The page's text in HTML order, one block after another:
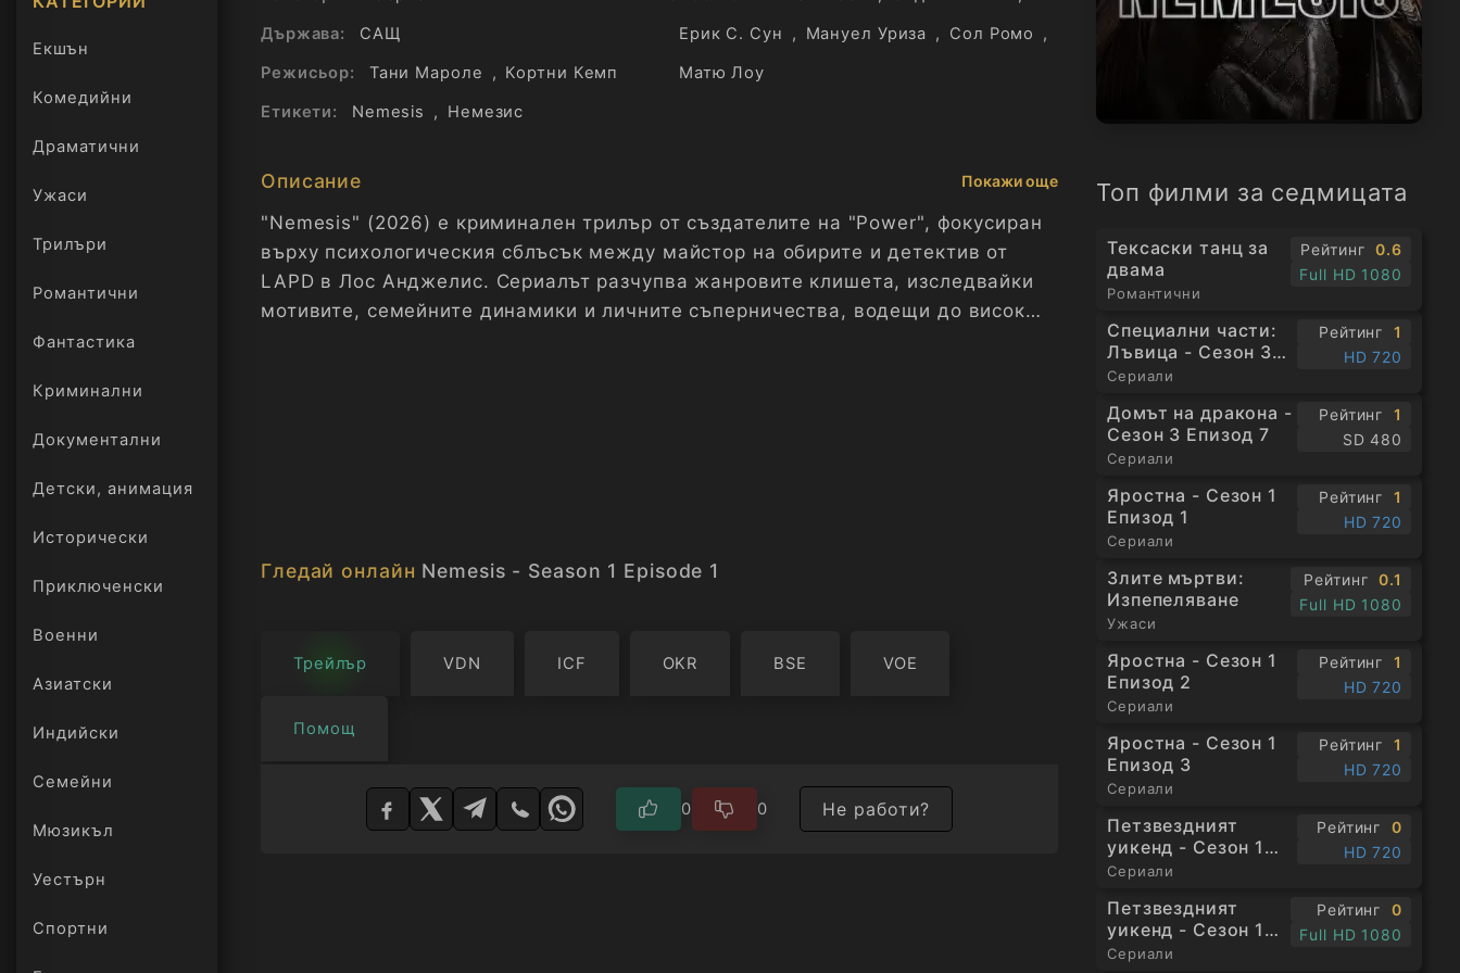
Екшън
Комедийни
Драматични
Ужаси
Трилъри
онлайн
Романтични
Фантастика
Криминални
Документални
Детски, анимация
Исторически
Приключенски
Военни
Азиатски
Индийски
Семейни
Мюзикъл
Уестърн
Спортни
Топ филми за седмицата
Тексаски танц за
двама
Романтични
Рейтинг
0.6
Full HD 1080
Специални части:
Лъвица - Сезон 3
Епизод 1
Сериали
Рейтинг
1
HD 720
Домът на дракона -
Сезон 3 Епизод 7
Сериали
Рейтинг
1
SD 480
Яростна - Сезон 1
Епизод 1
Сериали
Рейтинг
1
HD 720
Злите мъртви:
Изпепеляване
Ужаси
Рейтинг
0.1
Full HD 1080
Яростна - Сезон 1
Епизод 2
Сериали
Рейтинг
1
HD 720
Яростна - Сезон 1
Епизод 3
Сериали
Рейтинг
1
HD 720
Петзвездният
уикенд - Сезон 1
Епизод 1
Сериали
Рейтинг
0
HD 720
Петзвездният
уикенд - Сезон 1
Епизод 3
Сериали
Рейтинг
0
Full HD 1080
Държава:
САЩ
Режисьор:
Тани Мароле , Кортни Кемп
Етикети:
Nemesis , Немезис
Ерик С. Сун
, Мануел Уриза , Сол Ромо
,
Матю Лоу
Описание Покажи още
"Nemesis" (2026) е криминален трилър от създателите на "Power", фокусиран
върху психологическия сблъсък между майстор на обирите и детектив от
LAPD в Лос Анджелис. Сериалът разчупва жанровите клишета, изследвайки
мотивите, семейните динамики и личните съперничества, водещи до висок
Гледай онлайн Nemesis - Season 1 Episode 1
Трейлър VDN ICF OKR BSE VOE
Помощ
0 0 Не работи?